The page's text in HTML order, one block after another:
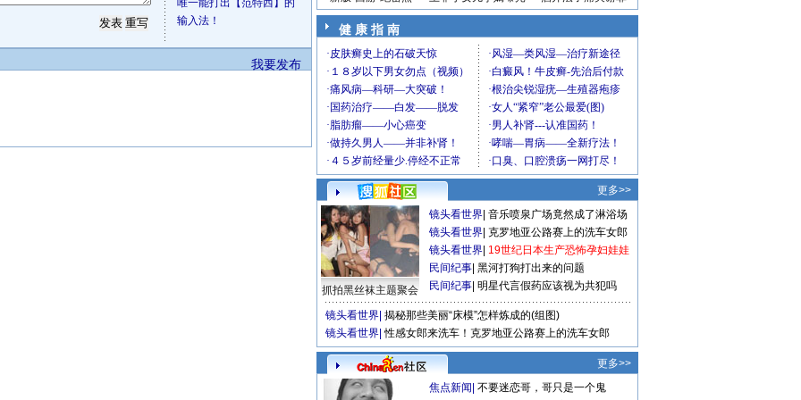
唯一能打出【范特西】的
输入法！
我要发布
健 康 指 南
更多>>
抓拍黑丝袜主题聚会
镜头看世界 音乐喷泉广场竟然成了淋浴场
镜头看世界 克罗地亚公路赛上的洗车女郎
镜头看世界 19世纪日本生产恐怖孕妇娃娃
民间纪事 黑河打狗打出来的问题
民间纪事 明星代言假药应该视为共犯吗
镜头看世界 揭秘那些美丽“床模”怎样炼成的(组图)
镜头看世界 性感女郎来洗车！克罗地亚公路赛上的洗车女郎
更多>>
焦点新闻 不要迷恋哥，哥只是一个鬼